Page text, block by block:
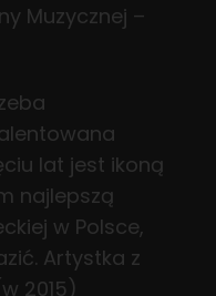
Muzycznej –
lat jest ikoną
najlepszą
w Polsce,
Artystka z
2015)